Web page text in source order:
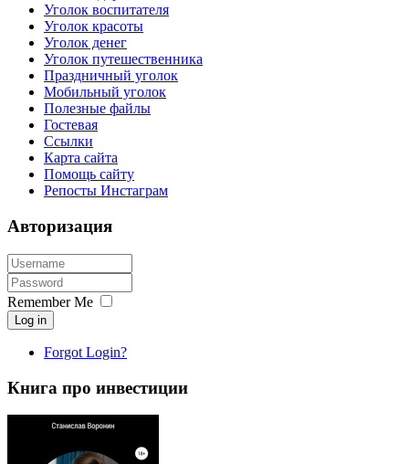
Уголок воспитателя
Уголок красоты
Уголок денег
Уголок путешественника
Праздничный уголок
Мобильный уголок
Полезные файлы
Гостевая
Ссылки
Карта сайта
Помощь сайту
Репосты Инстаграм
Авторизация
Remember Me
Log in
Forgot Login?
Книга про инвестиции